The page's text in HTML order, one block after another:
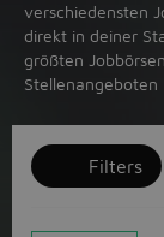
verschiedensten
direkt in deiner
größten
Stellenangeboten
Filters